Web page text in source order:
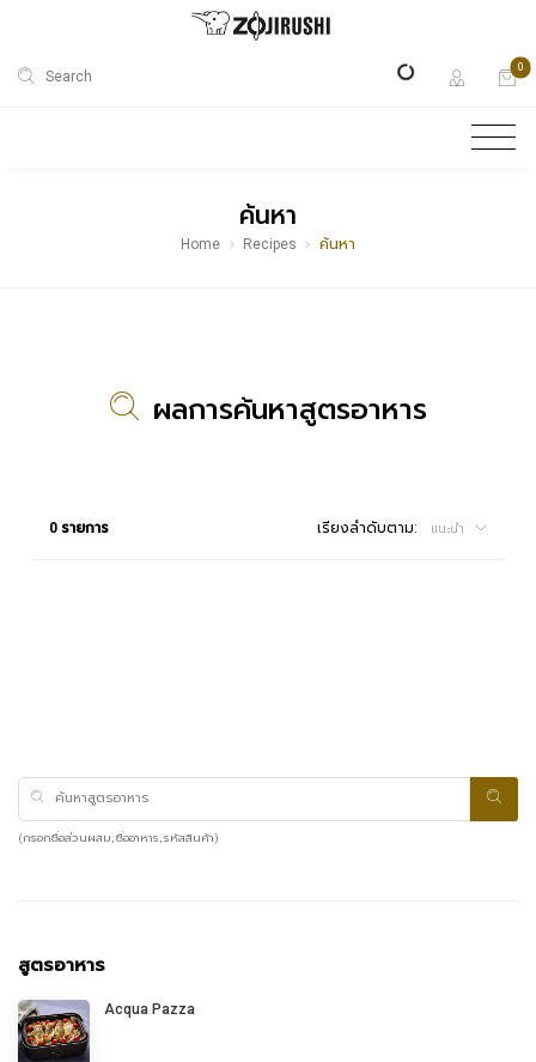
Search
0
ค้นหา
Home Recipes ค้นหา
ผลการค้นหาสูตรอาหาร
0 รายการ เรียงลำดับตาม: แนะนำ
(กรอกชื่อส่วนผสม, ชื่ออาหาร, รหัสสินค้า)
สูตรอาหาร
Acqua Pazza